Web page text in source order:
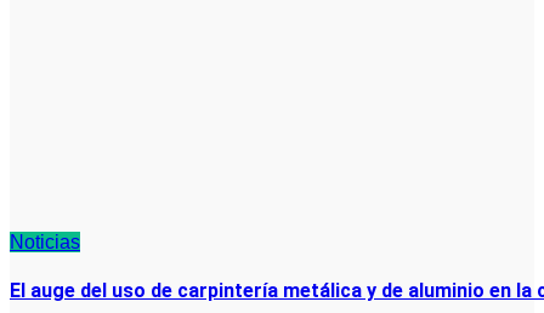
Noticias
El auge del uso de carpintería metálica y de aluminio en